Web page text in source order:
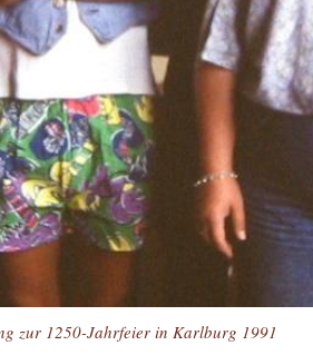
zur 1250-Jahrfeier in Karlburg 1991